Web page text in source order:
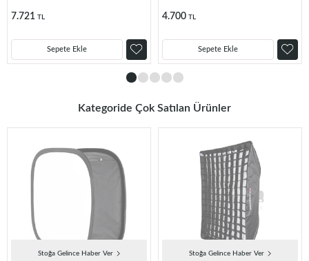
7.721 TL
Sepete Ekle
4.700 TL
Sepete Ekle
Kategoride Çok Satılan Ürünler
Stoğa Gelince Haber Ver Stoğa Gelince Haber Ver